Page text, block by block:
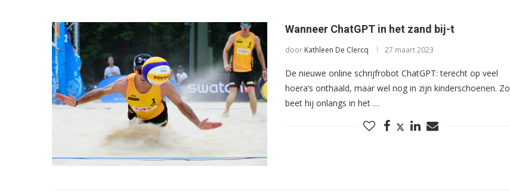
Wanneer ChatGPT in het zand bij-t
door Kathleen De Clercq 27 maart 2023
De nieuwe online schrijfrobot ChatGPT: terecht op veel
hoera’s onthaald, maar wel nog in zijn kinderschoenen. Zo
beet hij onlangs in het …